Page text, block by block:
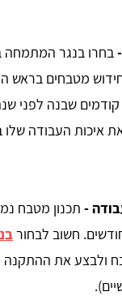
בחרו בנגר המתמחה
מטבחים בראש
שבנה לפני
איכות העבודה שלו
- תכנון מטבח
חשוב לבחור
ולבצע את ההתקנה